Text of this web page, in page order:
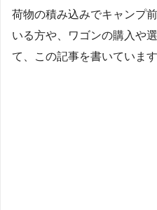
荷物の積み込みでキャンプ
いる方や、ワゴンの購入や
て、この記事を書いていま